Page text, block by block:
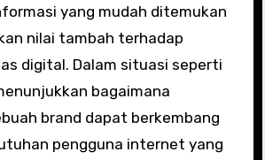
yang mudah ditemukan
nilai tambah terhadap
digital. Dalam situasi seperti
bagaimana
brand dapat berkembang
pengguna internet yang